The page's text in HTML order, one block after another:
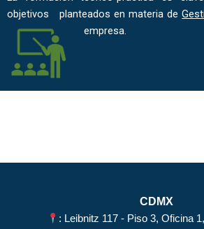
objetivos planteados en materia de
empresa.
CDMX
: Leibnitz 117 - Piso 3, Oficina